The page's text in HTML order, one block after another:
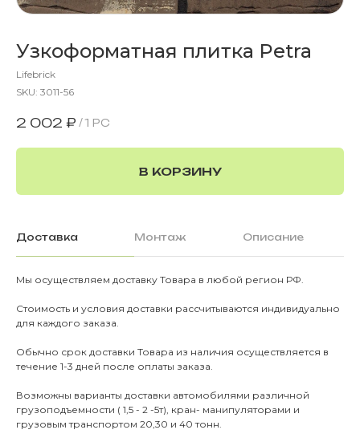
Узкоформатная плитка Petra
Lifebrick
SKU: 3011-56
2 002 ₽ /1 PC
В КОРЗИНУ
Доставка Монтаж Описание
Мы осуществляем доставку Товара в любой регион РФ.
Стоимость и условия доставки рассчитываются индивидуально
для каждого заказа.
Обычно срок доставки Товара из наличия осуществляется в
течение 1-3 дней после оплаты заказа.
Возможны варианты доставки автомобилями различной
грузоподъемности ( 1,5 - 2 -5т), кран- манипуляторами и
грузовым транспортом 20,30 и 40 тонн.
О КОМПАНИИ
О нас